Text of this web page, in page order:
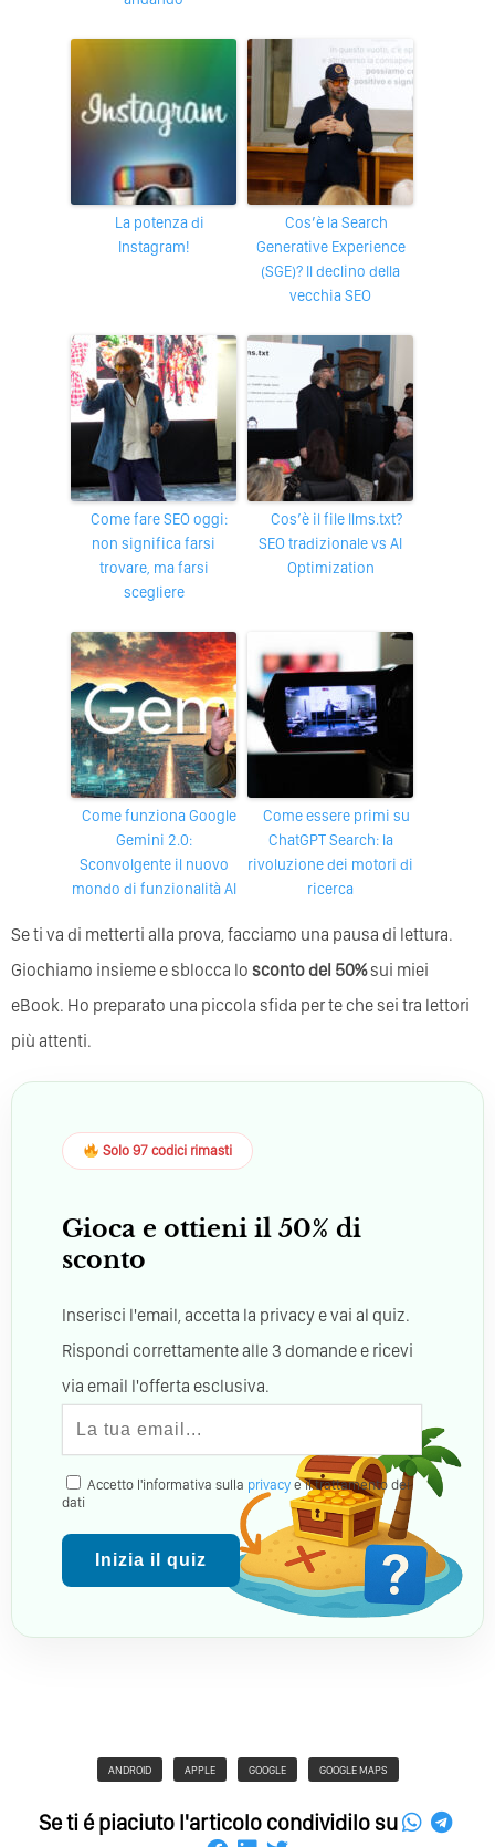
La potenza di
Instagram!
Cos’è la Search
Generative Experience
(SGE)? Il declino della
vecchia SEO
Come fare SEO oggi:
non significa farsi
trovare, ma farsi
scegliere
Cos’è il file llms.txt?
SEO tradizionale vs AI
Optimization
Come funziona Google
Gemini 2.0:
Sconvolgente il nuovo
mondo di funzionalità AI
Come essere primi su
ChatGPT Search: la
rivoluzione dei motori di
ricerca
Se ti va di metterti alla prova, facciamo una pausa di lettura.
Giochiamo insieme e sblocca lo sconto del 50%sui miei
eBook. Ho preparato una piccola sfida per te che sei tra lettori
più attenti.
Solo 97 codici rimasti
Gioca e ottieni il 50% di
sconto
Inserisci l'email, accetta la privacy e vai al quiz.
Rispondi correttamente alle 3 domande e ricevi
via email l'offerta esclusiva.
Accetto l'informativa sulla privacy e il trattamento dei
dati
Inizia il quiz
ANDROID APPLE GOOGLE GOOGLE MAPS
Se ti é piaciuto l'articolo condividilo su